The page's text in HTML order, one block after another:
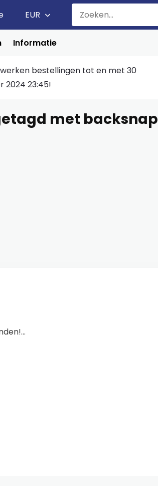
EUR
Informatie
bestellingen tot en met 30
2024 23:45!
met backsnap